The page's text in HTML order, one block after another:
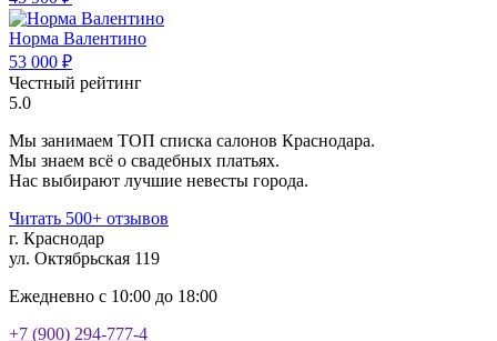
Норма Валентино
53 000 ₽
Честный рейтинг
5.0
Мы занимаем ТОП списка салонов Краснодара.
Мы знаем всё о свадебных платьях.
Нас выбирают лучшие невесты города.
Читать 500+ отзывов
г. Краснодар
ул. Октябрьская 119
Ежедневно с 10:00 до 18:00
+7 (900) 294-777-4